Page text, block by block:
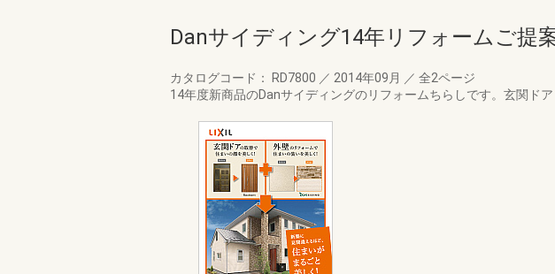
Danサイディング14年リフォームご提
カタログコード： RD7800 ／ 2014年09月 ／ 全2ページ
14年度新商品のDanサイディングのリフォームちらしです。玄関ド